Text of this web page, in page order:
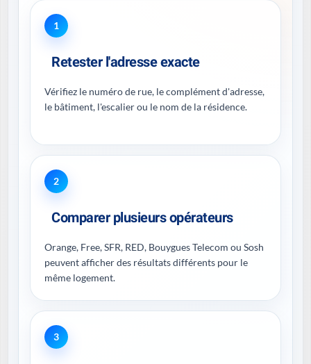
1
Retester l'adresse exacte
Vérifiez le numéro de rue, le complément d'adresse,
le bâtiment, l'escalier ou le nom de la résidence.
2
Comparer plusieurs opérateurs
Orange, Free, SFR, RED, Bouygues Telecom ou Sosh
peuvent afficher des résultats différents pour le
même logement.
3